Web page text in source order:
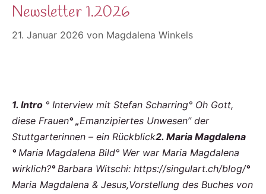
Newsletter 1.2026
21. Januar 2026 von Magdalena Winkels
1. Intro ° Interview mit Stefan Scharring° Oh Gott,
diese Frauen° „Emanzipiertes Unwesen” der
Stuttgarterinnen – ein Rückblick2. Maria Magdalena
°Maria Magdalena Bild° Wer war Maria Magdalena
wirklich?°Barbara Witschi: https://singulart.ch/blog/°
Maria Magdalena & Jesus,Vorstellung des Buches von